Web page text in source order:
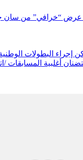
عرض “خرافي” من سان
أغلبية المسابقات /